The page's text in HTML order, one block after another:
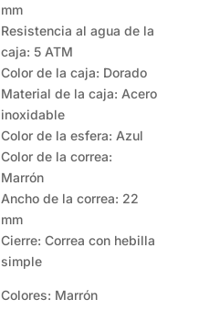
mm
Resistencia al agua de la
caja: 5 ATM
Color de la caja: Dorado
Material de la caja: Acero
inoxidable
Color de la esfera: Azul
Color de la correa:
Marrón
Ancho de la correa: 22
mm
Cierre: Correa con hebilla
simple
Colores: Marrón